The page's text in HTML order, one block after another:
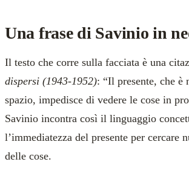
Una frase di Savinio in
Il testo che corre sulla facciata è una
dispersi (1943-1952): “Il presente, che è
spazio, impedisce di vedere le cose in
Savinio incontra così il linguaggio
l’immediatezza del presente per
delle cose.